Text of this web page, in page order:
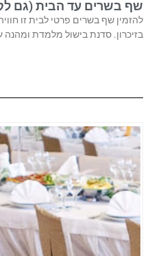
שף בשרים עד הבית (גם לקומה 4 בלי
להזמין שף בשרים פרטי לבית זו
בזיכרון. סדנת בישול מלמדת ומהנה